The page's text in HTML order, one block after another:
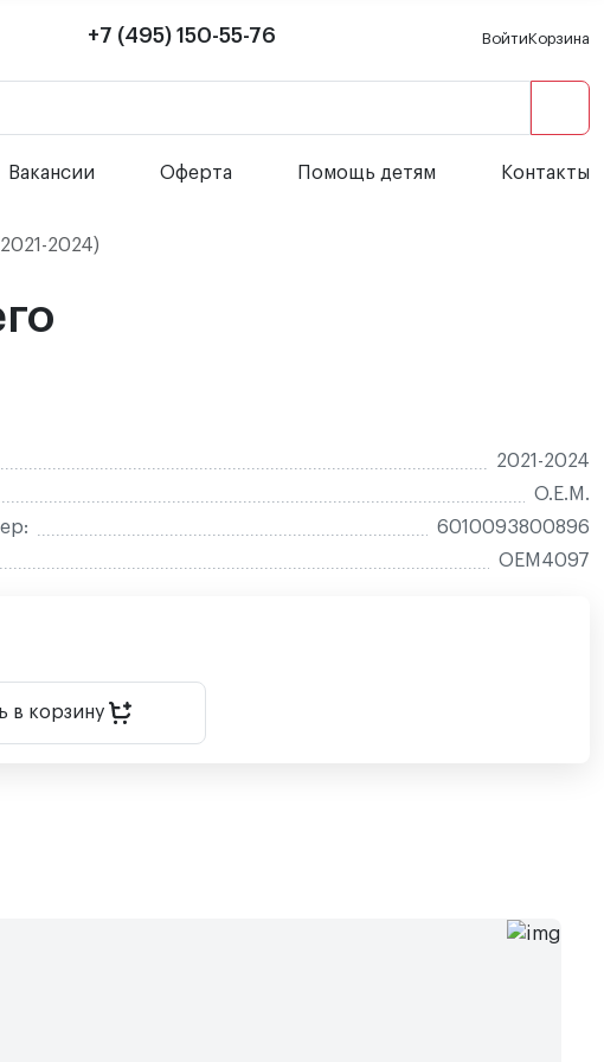
+7 (495) 150-55-76 ВойтиКорзина
Вакансии Оферта Помощь детям Контакты
2024)
2021-2024
O.E.M.
6010093800896
OEM4097
в корзину